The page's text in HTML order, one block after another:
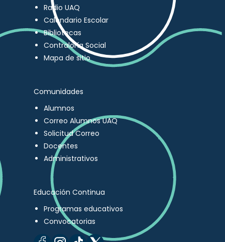
Radio UAQ
Calendario Escolar
Bibliotecas
Contraloría Social
Mapa de sitio
Comunidades
Alumnos
Correo Alumnos UAQ
Solicitud Correo
Docentes
Administrativos
Educación Continua
Programas educativos
Convocatorias